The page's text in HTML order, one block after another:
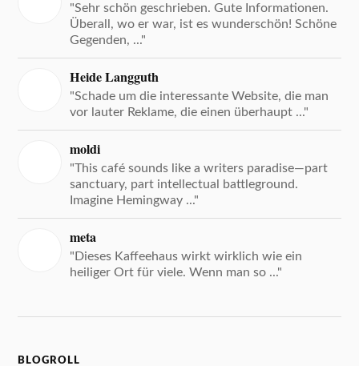
"Sehr schön geschrieben. Gute Informationen.
Überall, wo er war, ist es wunderschön! Schöne
Gegenden, ..."
Heide Langguth
"Schade um die interessante Website, die man
vor lauter Reklame, die einen überhaupt ..."
moldi
"This café sounds like a writers paradise—part
sanctuary, part intellectual battleground.
Imagine Hemingway ..."
meta
"Dieses Kaffeehaus wirkt wirklich wie ein
heiliger Ort für viele. Wenn man so ..."
BLOGROLL